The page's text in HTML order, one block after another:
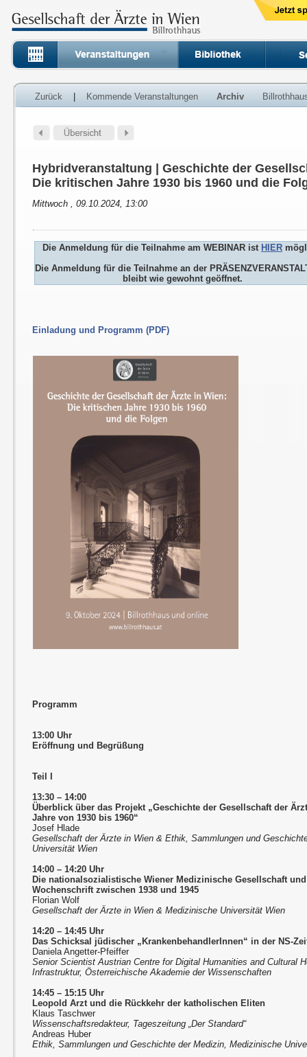
Zurück Kommende Veranstaltungen Archiv
Hybridveranstaltung | Geschichte der
Die kritischen Jahre 1930 bis 1960 und die
Mittwoch , 09.10.2024, 13:00
Die Anmeldung für die Teilnahme am WEBINAR ist HIER
Die Anmeldung für die Teilnahme an der
bleibt wie gewohnt geöffnet.
Einladung und Programm (PDF)
Programm
13:00 Uhr
Eröffnung und Begrüßung
Teil I
13:30 – 14:00
Überblick über das Projekt „Geschichte der Gesellschaft der
Jahre von 1930 bis 1960“
Josef Hlade
Gesellschaft der Ärzte in Wien & Ethik, Sammlungen und
Universität Wien
14:00 – 14:20 Uhr
Die nationalsozialistische Wiener Medizinische Gesellschaft
Wochenschrift zwischen 1938 und 1945
Florian Wolf
Gesellschaft der Ärzte in Wien & Medizinische Universität Wien
14:20 – 14:45 Uhr
Das Schicksal jüdischer „KrankenbehandlerInnen“ in der NS-
Daniela Angetter-Pfeiffer
Senior Scientist Austrian Centre for Digital Humanities and Cultural
Infrastruktur, Österreichische Akademie der Wissenschaften
14:45 – 15:15 Uhr
Leopold Arzt und die Rückkehr der katholischen Eliten
Klaus Taschwer
Wissenschaftsredakteur, Tageszeitung „Der Standard“
Andreas Huber
Ethik, Sammlungen und Geschichte der Medizin, Medizinische